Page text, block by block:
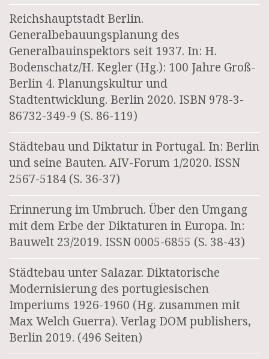
Reichshauptstadt Berlin.
Generalbebauungsplanung des
Generalbauinspektors seit 1937. In: H.
Bodenschatz/H. Kegler (Hg.): 100 Jahre Groß-
Berlin 4. Planungskultur und
Stadtentwicklung. Berlin 2020. ISBN 978-3-
86732-349-9 (S. 86-119)
Städtebau und Diktatur in Portugal. In: Berlin
und seine Bauten. AIV-Forum 1/2020. ISSN
2567-5184 (S. 36-37)
Erinnerung im Umbruch. Über den Umgang
mit dem Erbe der Diktaturen in Europa. In:
Bauwelt 23/2019. ISSN 0005-6855 (S. 38-43)
Städtebau unter Salazar. Diktatorische
Modernisierung des portugiesischen
Imperiums 1926-1960 (Hg. zusammen mit
Max Welch Guerra). Verlag DOM publishers,
Berlin 2019. (496 Seiten)